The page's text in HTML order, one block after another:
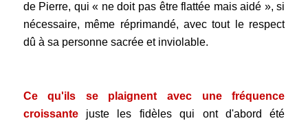
de Pierre, qui « ne doit pas être flattée mais aidé », si
nécessaire, même réprimandé, avec tout le respect
dû à sa personne sacrée et inviolable.
Ce qu'ils se plaignent avec une fréquence
croissantejuste les fidèles qui ont d'abord été